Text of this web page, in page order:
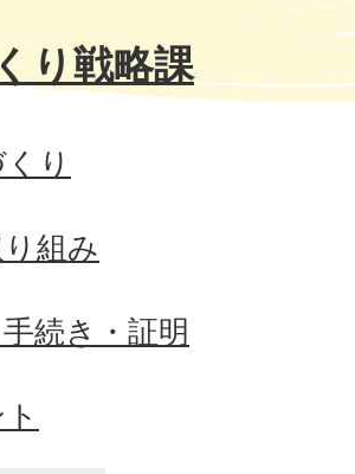
り戦略課
り
組み
続き・証明